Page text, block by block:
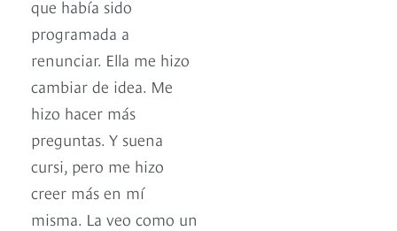
que había sido
programada a
renunciar. Ella me hizo
cambiar de idea. Me
hizo hacer más
preguntas. Y suena
cursi, pero me hizo
creer más en mí
misma. La veo como un